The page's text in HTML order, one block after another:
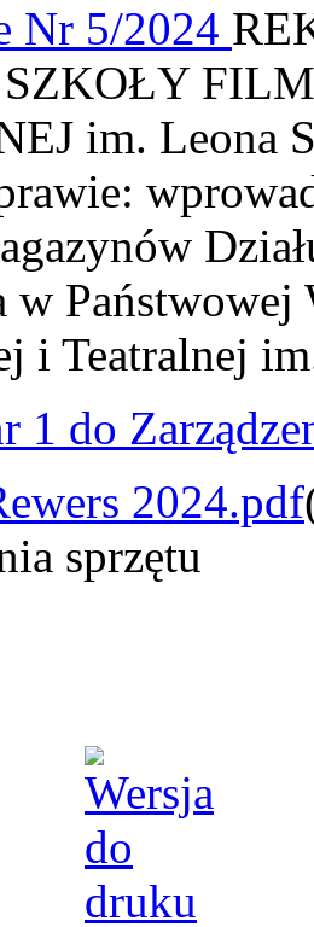
Nr 5/2024
im. Leona
w
i Teatralnej
1 do
2024.pdf
sprzętu